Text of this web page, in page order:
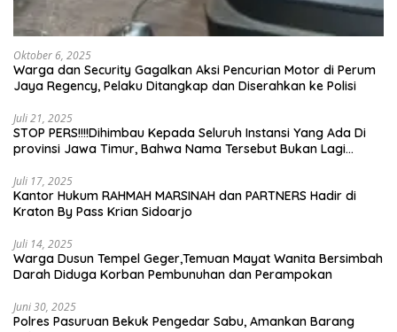
Oktober 6, 2025
Warga dan Security Gagalkan Aksi Pencurian Motor di Perum
Jaya Regency, Pelaku Ditangkap dan Diserahkan ke Polisi
Juli 21, 2025
STOP PERS!!!!Dihimbau Kepada Seluruh Instansi Yang Ada Di
provinsi Jawa Timur, Bahwa Nama Tersebut Bukan Lagi
Juli 17, 2025
Kantor Hukum RAHMAH MARSINAH dan PARTNERS Hadir di
Kraton By Pass Krian Sidoarjo
Juli 14, 2025
Warga Dusun Tempel Geger,Temuan Mayat Wanita Bersimbah
Darah Diduga Korban Pembunuhan dan Perampokan
Juni 30, 2025
Polres Pasuruan Bekuk Pengedar Sabu, Amankan Barang